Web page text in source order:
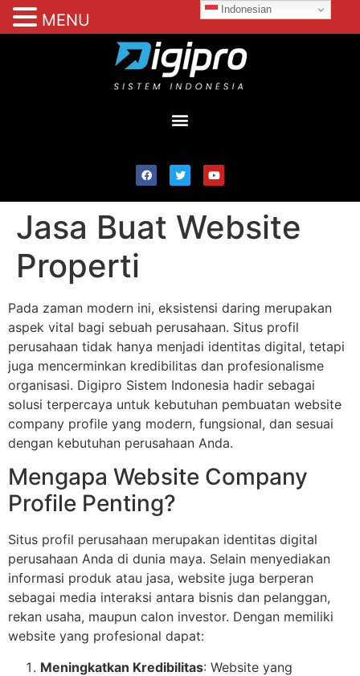
Jasa Buat Website
Properti
Pada zaman modern ini, eksistensi daring merupakan
aspek vital bagi sebuah perusahaan. Situs profil
perusahaan tidak hanya menjadi identitas digital, tetapi
juga mencerminkan kredibilitas dan profesionalisme
organisasi. Digipro Sistem Indonesia hadir sebagai
solusi terpercaya untuk kebutuhan pembuatan website
company profile yang modern, fungsional, dan sesuai
dengan kebutuhan perusahaan Anda.
Mengapa Website Company
Profile Penting?
Situs profil perusahaan merupakan identitas digital
perusahaan Anda di dunia maya. Selain menyediakan
informasi produk atau jasa, website juga berperan
sebagai media interaksi antara bisnis dan pelanggan,
rekan usaha, maupun calon investor. Dengan memiliki
website yang profesional dapat:
Meningkatkan Kredibilitas: Website yang
Indonesian
MENU